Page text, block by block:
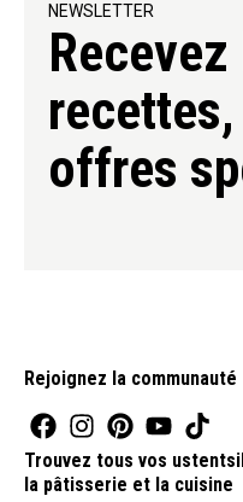
NEWSLETTER
offres
Rejoignez la communauté
Trouvez tous vos
la pâtisserie et la cuisine